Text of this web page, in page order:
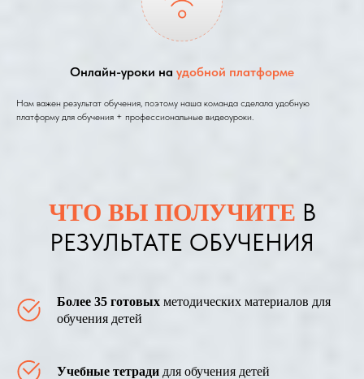
Онлайн-уроки на удобной платформе
Нам важен результат обучения, поэтому наша команда сделала удобную
платформу для обучения + профессиональные видеоуроки.
ЧТО ВЫ ПОЛУЧИТЕ В
РЕЗУЛЬТАТЕ ОБУЧЕНИЯ
Более 35 готовых методических материалов для
обучения детей
Учебные тетради для обучения детей